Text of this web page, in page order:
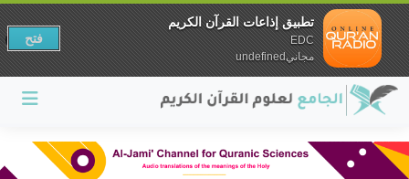
تطبيق إذاعات القرآن الكريم
EDC
مجانيundefined
فتح